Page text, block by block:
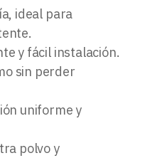
ideal para
y fácil instalación.
sin perder
uniforme y
polvo y